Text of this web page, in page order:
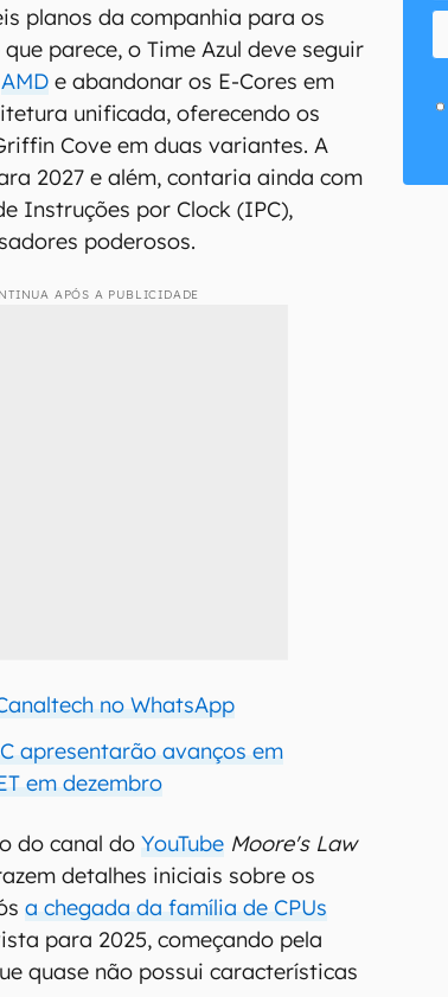
planos da companhia para os
parece, o Time Azul deve seguir
AMD e abandonar os E-Cores em
unificada, oferecendo os
Cove em duas variantes. A
2027 e além, contaria ainda com
Instruções por Clock (IPC),
poderosos.
APÓS A PUBLICIDADE
no WhatsApp
apresentarão avanços em
em dezembro
do canal doYouTube Moore's Law
detalhes iniciais sobre os
a chegada da família de CPUs
para 2025, começando pela
quase não possui características